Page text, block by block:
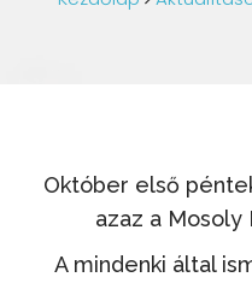
Október első
azaz a Mosoly
A mindenki által